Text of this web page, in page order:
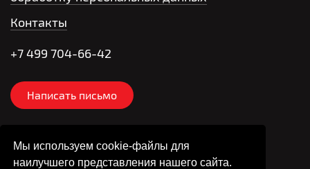
Мы используем cookie-файлы для
наилучшего представления нашего сайта.
Контакты
+7 499 704-66-42
Написать письмо
R